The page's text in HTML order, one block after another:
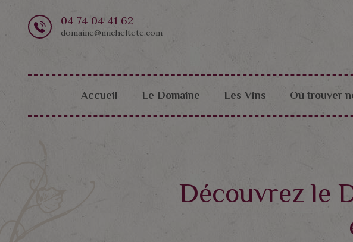
04 74 04 41 62
domaine@micheltete.com
Accueil Le Domaine Les Vins Où trouver
Découvrez le